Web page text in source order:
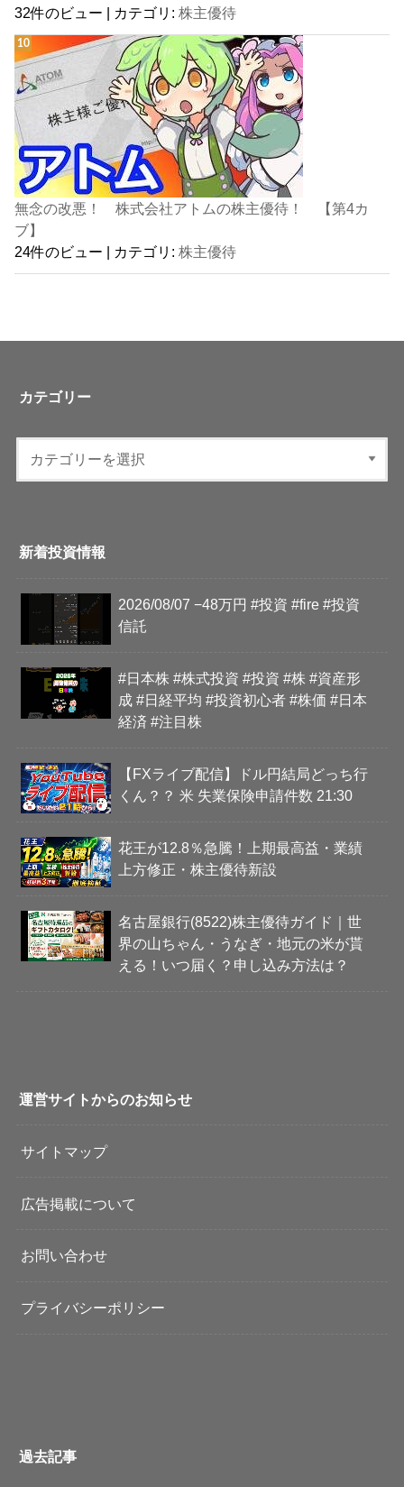
32件のビュー | カテゴリ:株主優待
無念の改悪！ 株式会社アトムの株主優待！ 【第4カ
ブ】
24件のビュー | カテゴリ:株主優待
カテゴリー
新着投資情報
2026/08/07 −48万円 #投資 #fire #投資
信託
#日本株 #株式投資 #投資 #株 #資産形
成 #日経平均 #投資初心者 #株価 #日本
経済 #注目株
【FXライブ配信】ドル円結局どっち行
くん？？ 米 失業保険申請件数 21:30
花王が12.8％急騰！上期最高益・業績
上方修正・株主優待新設
名古屋銀行(8522)株主優待ガイド｜世
界の山ちゃん・うなぎ・地元の米が貰
える！いつ届く？申し込み方法は？
運営サイトからのお知らせ
サイトマップ
広告掲載について
お問い合わせ
プライバシーポリシー
過去記事